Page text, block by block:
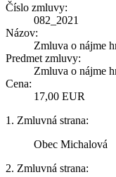
Číslo zmluvy:
082_2021
Názov:
Zmluva o nájme
Predmet zmluvy:
Zmluva o nájme
Cena:
17,00 EUR
1. Zmluvná strana:
Obec Michalová
2. Zmluvná strana: